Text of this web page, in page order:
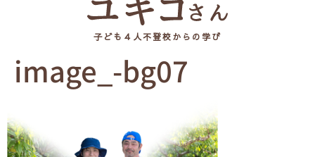
子ども４人不登校からの学び
image_-bg07